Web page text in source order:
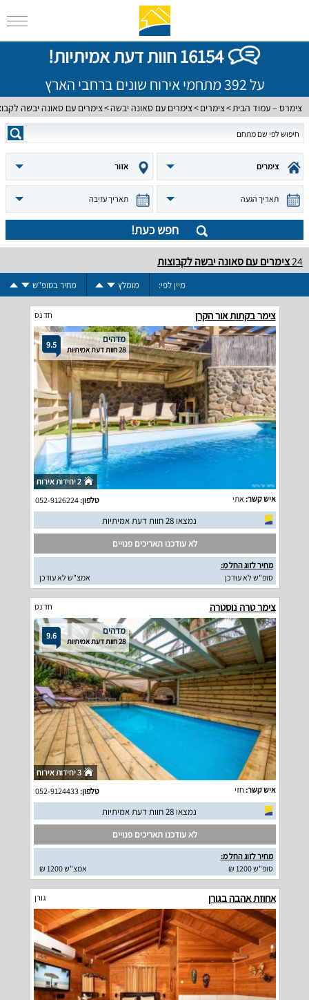
16154 חוות דעת אמיתיות!
על 392 מתחמי אירוח שונים ברחבי הארץ
צימרס – עמוד הבית צימרים צימרים עם סאונה יבשה צימרים עם סאונה יבשה
צימרים אזור
תאריך הגעה תאריך עזיבה
חפש כעת!
24צימרים עם סאונה יבשה לקבוצות
מיין לפי: מומלץ מחיר בסופ"ש
צימר בקתות אור הקרן חד נס
9.5 מדהים
28 חוות דעת אמיתיות
2 יחידות אירוח
איש קשר: אתי טלפון:052-9126224
נמצאו 28 חוות דעת אמיתיות
לא עודכנו תאריכים פנויים
מחיר לזוג החל מ:
סופ"ש לא עודכן
אמצ"ש לא עודכן
צימר טרה נוסטרה חד נס
9.6 מדהים
28 חוות דעת אמיתיות
3 יחידות אירוח
איש קשר: חזי טלפון:052-9124433
נמצאו 28 חוות דעת אמיתיות
לא עודכנו תאריכים פנויים
מחיר לזוג החל מ:
סופ"ש 1200 ₪
אמצ"ש 1200 ₪
אחוזת אהבה בגורן גורן